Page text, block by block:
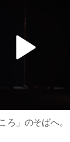
o
ろ」のそばへ。